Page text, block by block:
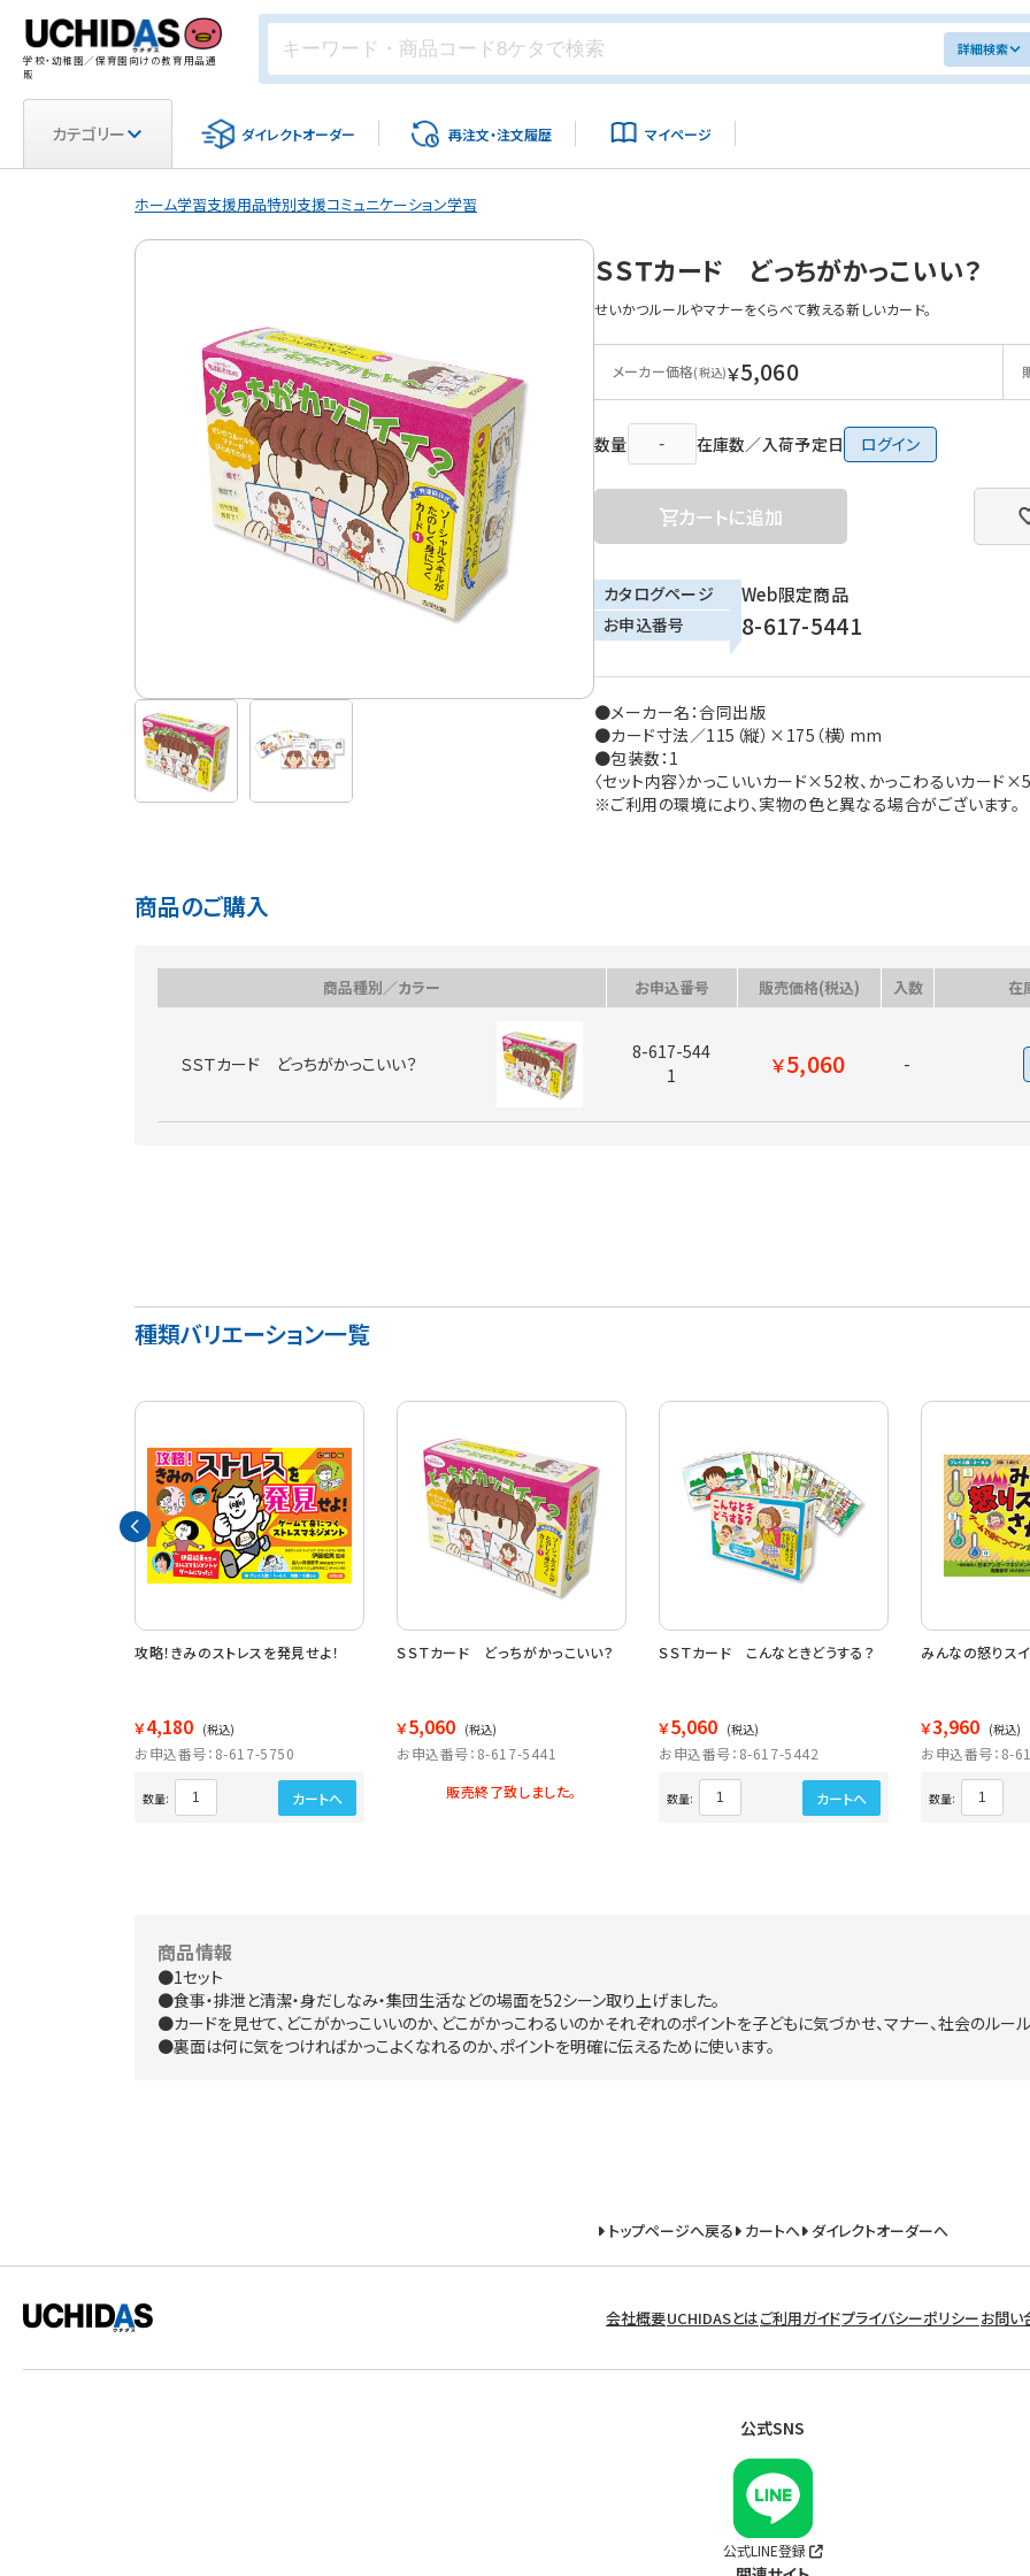
学校・幼稚園／保育園向けの教育用品通
販
詳細検索
カテゴリー ダイレクトオーダー 再注文・注文履歴 マイページ
ホーム学習支援用品特別支援コミュニケーション学習
ＳＳＴカード どっちがかっこいい？
せいかつルールやマナーをくらべて教える新しいカード。
メーカー価格(税込)￥5,060
数量 在庫数／入荷予定日 ログイン
カートに追加
カタログページ Web限定商品
お申込番号 8-617-5441
●メーカー名：合同出版
●カード寸法／115（縦）×175（横）mm
●包装数：1
〈セット内容〉かっこいいカード×52枚、かっこわるいカー
※ご利用の環境により、実物の色と異なる場合がございます。
商品のご購入
商品種別／カラー お申込番号 販売価格(税込) 入数 在
ＳＳＴカード どっちがかっこいい？
8-617-544
1
￥5,060 -
種類バリエーション一覧
攻略！きみのストレスを発見せよ！
￥4,180 (税込)
お申込番号：8-617-5750
数量: カートへ
ＳＳＴカード どっちがかっこいい？
￥5,060 (税込)
お申込番号：8-617-5441
販売終了致しました。
ＳＳＴカード こんなときどうする？
￥5,060 (税込)
お申込番号：8-617-5442
数量: カートへ
みんなの怒りス
￥3,960 (税込)
お申込番号：8-
数量:
商品情報
●1セット
●食事・排泄と清潔・身だしなみ・集団生活などの場面を52シーン取り上げました。
●カードを見せて、どこがかっこいいのか、どこがかっこわるいのかそれぞれのポイントを子どもに気づかせ、マナー、社会のルー
●裏面は何に気をつければかっこよくなれるのか、ポイントを明確に伝えるために使います。
トップページへ戻る カートへ ダイレクトオーダーへ
会社概要UCHIDASとはご利用ガイドプライバシーポリシーお問い
公式SNS
公式LINE登録